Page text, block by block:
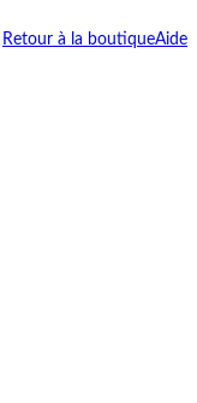
Retour à la boutiqueAide